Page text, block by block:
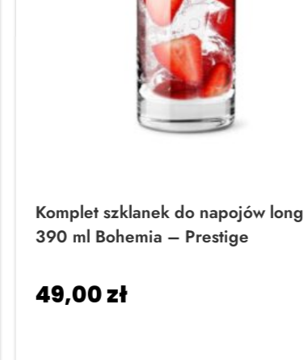
Komplet szklanek do napojów long
390 ml Bohemia – Prestige
49,00zł